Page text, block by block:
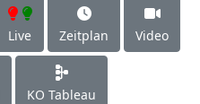
Live Zeitplan Video
KO Tableau